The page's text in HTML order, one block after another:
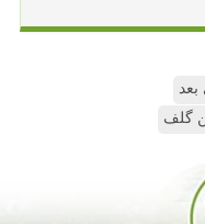
گلف